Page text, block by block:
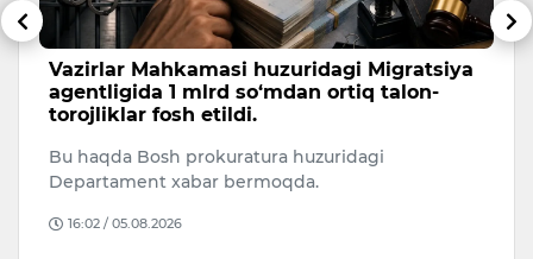
Vazirlar Mahkamasi huzuridagi Migratsiya
agentligida 1 mlrd so‘mdan ortiq talon-
torojliklar fosh etildi.
Bu haqda Bosh prokuratura huzuridagi
Departament xabar bermoqda.
16:02 / 05.08.2026